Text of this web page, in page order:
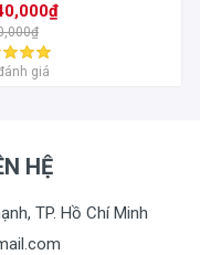
giá
HỆ
TP. Hồ Chí Minh